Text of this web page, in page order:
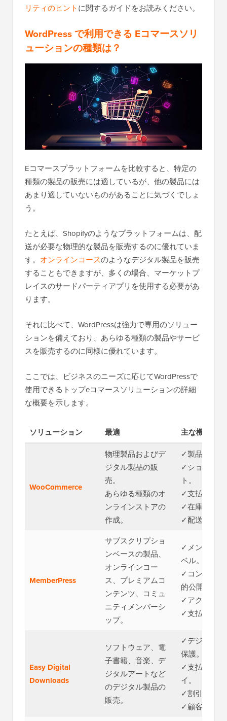
リティのヒントに関するガイドをお読みください。
WordPress で利用できる Eコマースソリ
ューションの種類は？
Eコマースプラットフォームを比較すると、特定の
種類の製品の販売には適しているが、他の製品には
あまり適していないものがあることに気づくでしょ
う。
たとえば、Shopifyのようなプラットフォームは、配
送が必要な物理的な製品を販売するのに優れていま
す。 オンラインコースのようなデジタル製品を販売
することもできますが、多くの場合、マーケットプ
レイスのサードパーティアプリを使用する必要があ
ります。
それに比べて、WordPressは強力で専用のソリュー
ションを備えており、あらゆる種類の製品やサービ
スを販売するのに同様に優れています。
ここでは、ビジネスのニーズに応じてWordPressで
使用できるトップeコマースソリューションの詳細
な概要を示します。
ソリューション 最適 主な機能
WooCommerce
物理製品およびデ
ジタル製品の販
売。
あらゆる種類のオ
ンラインストアの
作成。
✓製品ページ
✓ショッピ
ト。
✓支払い処理
✓在庫。
✓配送。
MemberPress
サブスクリプショ
ンベースの製品、
オンラインコー
ス、プレミアムコ
ンテンツ、コミュ
ニティメンバーシ
ップ。
✓メンバー
ベル。
✓コンテン
的公開。
✓アクセス
✓支払い統合
Easy Digital
Downloads
ソフトウェア、電
子書籍、音楽、デ
ジタルアートなど
のデジタル製品の
販売。
✓デジタル
保護。
✓支払いゲ
イ。
✓割引コード
✓顧客管理。